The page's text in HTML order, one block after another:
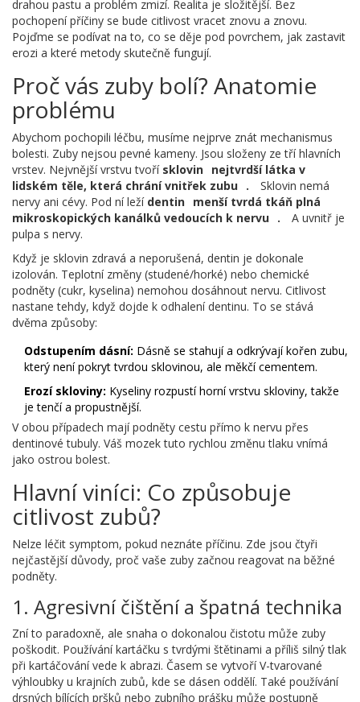
drahou pastu a problém zmizí. Realita je složitější. Bez
pochopení příčiny se bude citlivost vracet znovu a znovu.
Pojďme se podívat na to, co se děje pod povrchem, jak zastavit
erozi a které metody skutečně fungují.
Proč vás zuby bolí? Anatomie
problému
Abychom pochopili léčbu, musíme nejprve znát mechanismus
bolesti. Zuby nejsou pevné kameny. Jsou složeny ze tří hlavních
vrstev. Nejvnější vrstvu tvoří sklovin nejtvrdší látka v
lidském těle, která chrání vnitřek zubu .
Sklovin nemá
nervy ani cévy. Pod ní leží dentin menší tvrdá tkáň plná
mikroskopických kanálků vedoucích k nervu .
A uvnitř je
pulpa s nervy.
Když je sklovin zdravá a neporušená, dentin je dokonale
izolován. Teplotní změny (studené/horké) nebo chemické
podněty (cukr, kyselina) nemohou dosáhnout nervu. Citlivost
nastane tehdy, když dojde k odhalení dentinu. To se stává
dvěma způsoby:
Odstupením dásní: Dásně se stahují a odkrývají kořen zubu,
který není pokryt tvrdou sklovinou, ale měkčí cementem.
Erozí skloviny: Kyseliny rozpustí horní vrstvu skloviny, takže
je tenčí a propustnější.
V obou případech mají podněty cestu přímo k nervu přes
dentinové tubuly. Váš mozek tuto rychlou změnu tlaku vnímá
jako ostrou bolest.
Hlavní viníci: Co způsobuje
citlivost zubů?
Nelze léčit symptom, pokud neznáte příčinu. Zde jsou čtyři
nejčastější důvody, proč vaše zuby začnou reagovat na běžné
podněty.
1. Agresivní čištění a špatná technika
Zní to paradoxně, ale snaha o dokonalou čistotu může zuby
poškodit. Používání kartáčku s tvrdými štětinami a příliš silný tlak
při kartáčování vede k abrazi. Časem se vytvoří V-tvarované
výhloubky u krajních zubů, kde se dásen oddělí. Také používání
drsných bílících pršků nebo zubního prášku může postupně